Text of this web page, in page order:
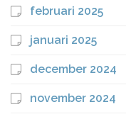
februari 2025
januari 2025
december 2024
november 2024